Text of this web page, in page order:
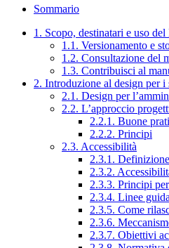
Sommario
1. Scopo, destinatari e uso
1.1. Versionamento e
1.2. Consultazione del
1.3. Contribuisci al
2. Introduzione al design per
2.1. Design per
2.2. L’approccio
2.2.1. Buone
2.2.2. Principi
2.3. Accessibilità
2.3.1. Definizione
2.3.2.
2.3.3. Principi
2.3.4. Linee
2.3.5. Come
2.3.6.
2.3.7. Obiettivi